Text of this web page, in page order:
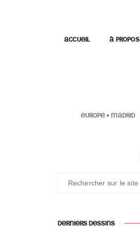
ACCUEIL À PROPOS
EUROPE • MADRID
DERNIERS DESSINS